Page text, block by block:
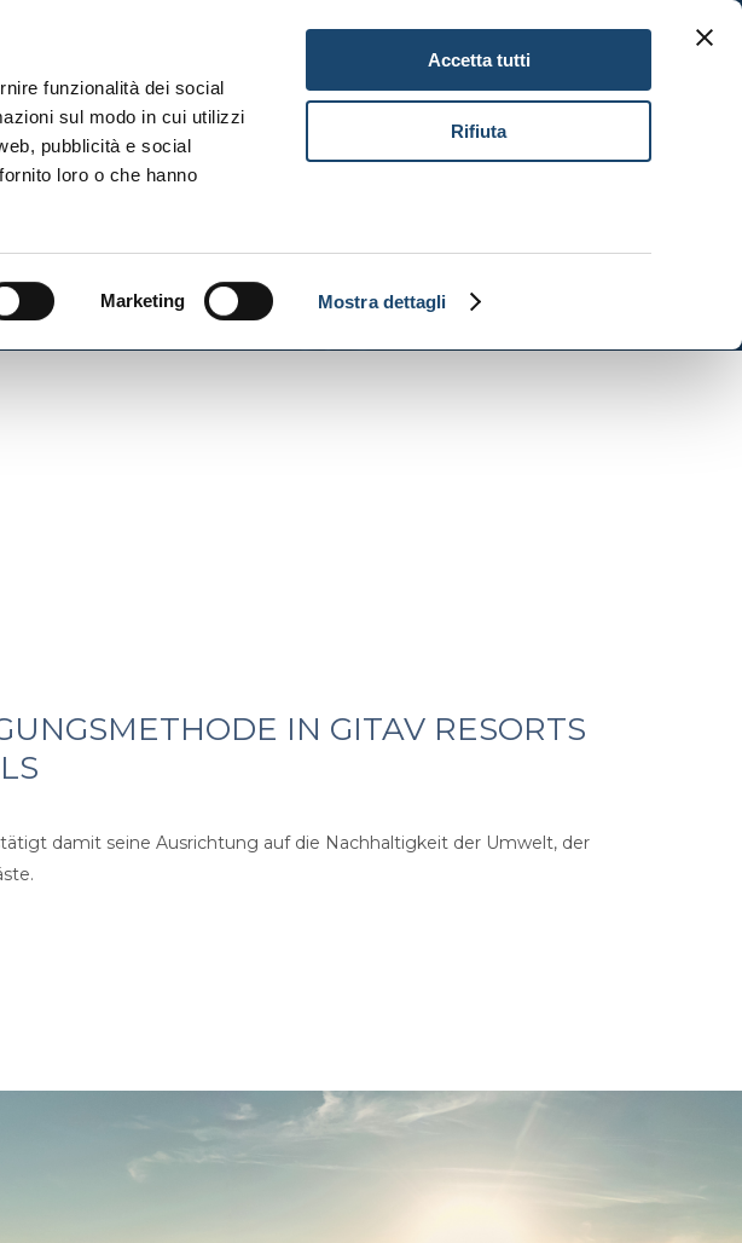
funzionalità dei social
sul modo in cui utilizzi
pubblicità e social
loro o che hanno
Marketing Mostra dettagli
Accetta tutti
Rifiuta
Gitav Gift Card Karriere
IN GITAV RESORTS
damit seine Ausrichtung auf die Nachhaltigkeit der Umwelt, der